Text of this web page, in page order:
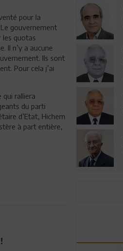
pour la
gouvernement
les quotas
Il n’y a aucune
Ils sont
Pour cela j’ai
qui ralliera
du parti
d’Etat, Hichem
à part entière,